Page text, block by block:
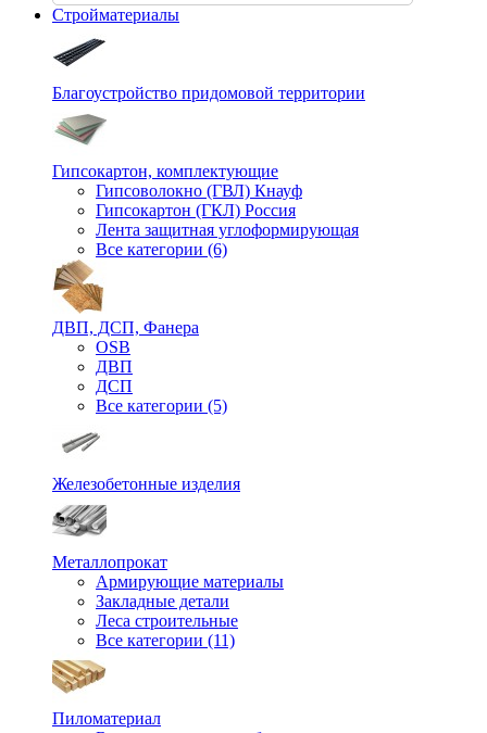
Стройматериалы
Благоустройство придомовой территории
Гипсокартон, комплектующие
Гипсоволокно (ГВЛ) Кнауф
Гипсокартон (ГКЛ) Россия
Лента защитная углоформирующая
Все категории (6)
ДВП, ДСП, Фанера
OSB
ДВП
ДСП
Все категории (5)
Железобетонные изделия
Металлопрокат
Армирующие материалы
Закладные детали
Леса строительные
Все категории (11)
Пиломатериал